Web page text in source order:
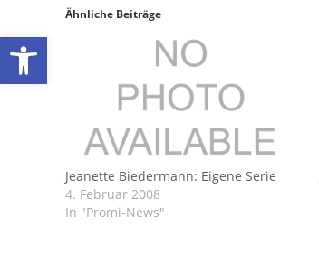
Werkzeugleiste öffnen
Ähnliche Beiträge
Jeanette Biedermann: Eigene Serie
4. Februar 2008
In "Promi-News"